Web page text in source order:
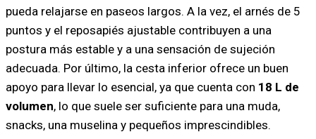
pueda relajarse en paseos largos. A la vez, el arnés de 5
puntos y el reposapiés ajustable contribuyen a una
postura más estable y a una sensación de sujeción
adecuada. Por último, la cesta inferior ofrece un buen
apoyo para llevar lo esencial, ya que cuenta con 18 L de
volumen, lo que suele ser suficiente para una muda,
snacks, una muselina y pequeños imprescindibles.